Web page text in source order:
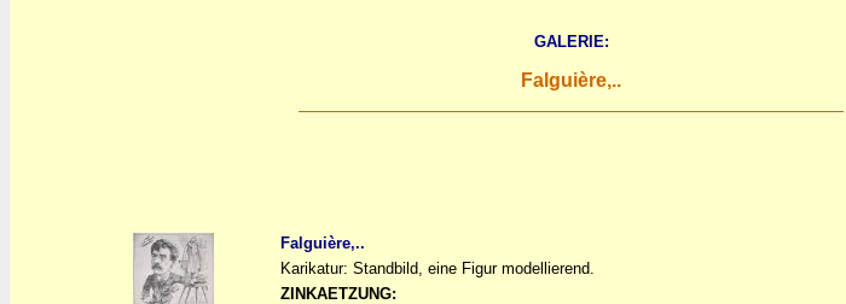
GALERIE:
Falguière,..
Falguière,..
Karikatur: Standbild, eine Figur modellierend.
ZINKAETZUNG: